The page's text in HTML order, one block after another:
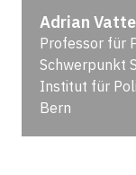
Adrian
Professor für
Schwerpunkt
Institut für
Bern